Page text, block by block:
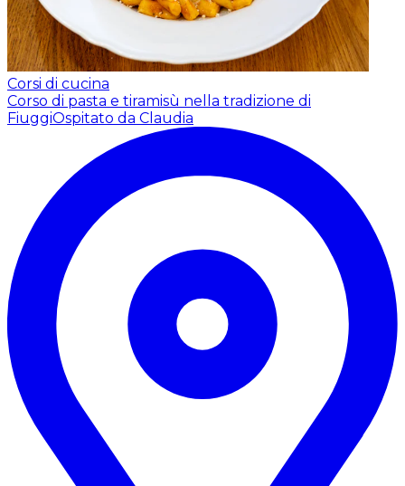
Corsi di cucina
Corso di pasta e tiramisù nella tradizione di
FiuggiOspitato da Claudia